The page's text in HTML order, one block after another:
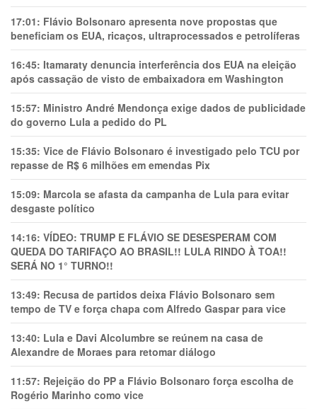
17:01: Flávio Bolsonaro apresenta nove propostas que
beneficiam os EUA, ricaços, ultraprocessados e petrolíferas
16:45: Itamaraty denuncia interferência dos EUA na eleição
após cassação de visto de embaixadora em Washington
15:57: Ministro André Mendonça exige dados de publicidade
do governo Lula a pedido do PL
15:35: Vice de Flávio Bolsonaro é investigado pelo TCU por
repasse de R$ 6 milhões em emendas Pix
15:09: Marcola se afasta da campanha de Lula para evitar
desgaste político
14:16: VÍDEO: TRUMP E FLÁVIO SE DESESPERAM COM
QUEDA DO TARIFAÇO AO BRASIL!! LULA RINDO À TOA!!
SERÁ NO 1° TURNO!!
13:49: Recusa de partidos deixa Flávio Bolsonaro sem
tempo de TV e força chapa com Alfredo Gaspar para vice
13:40: Lula e Davi Alcolumbre se reúnem na casa de
Alexandre de Moraes para retomar diálogo
11:57: Rejeição do PP a Flávio Bolsonaro força escolha de
Rogério Marinho como vice